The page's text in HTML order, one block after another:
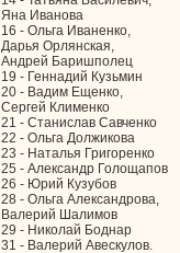
Яна Иванова
16 - Ольга Иваненко,
Дарья Орлянская,
Андрей Баришполец
19 - Геннадий Кузьмин
20 - Вадим Ещенко,
Сергей Клименко
21 - Станислав Савченко
22 - Ольга Должикова
23 - Наталья Григоренко
25 - Александр Голощапов
26 - Юрий Кузубов
28 - Ольга Александрова,
Валерий Шалимов
29 - Николай Боднар
31 - Валерий Авескулов.